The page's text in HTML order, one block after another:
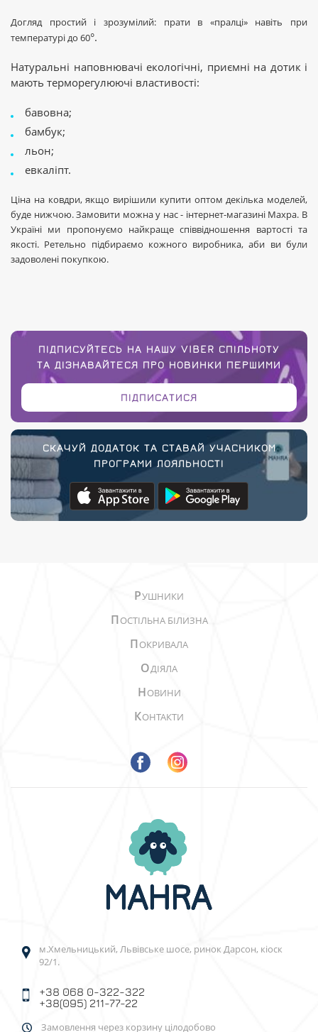
Догляд простий і зрозумілий: прати в «пралці» навіть при
температурі до 60°.
Натуральні наповнювачі екологічні, приємні на дотик і
мають терморегулюючі властивості:
бавовна;
бамбук;
льон;
евкаліпт.
Ціна на ковдри, якщо вирішили купити оптом декілька моделей,
буде нижчою. Замовити можна у нас - інтернет-магазині Махра. В
Україні ми пропонуємо найкраще співвідношення вартості та
якості. Ретельно підбираємо кожного виробника, аби ви були
задоволені покупкою.
ПІДПИСУЙТЕСЬ НА НАШУ VIBER СПІЛЬНОТУ
ТА ДІЗНАВАЙТЕСЯ ПРО НОВИНКИ ПЕРШИМИ
ПІДПИСАТИСЯ
СКАЧУЙ ДОДАТОК ТА СТАВАЙ УЧАСНИКОМ
ПРОГРАМИ ЛОЯЛЬНОСТІ
РУШНИКИ
ПОСТІЛЬНА БІЛИЗНА
ПОКРИВАЛА
ОДІЯЛА
НОВИНИ
КОНТАКТИ
м.Хмельницький, Львівське шосе, ринок Дарсон, кіоск
92/1.
+38 068 0-322-322
+38(095) 211-77-22
Замовлення через корзину цілодобово